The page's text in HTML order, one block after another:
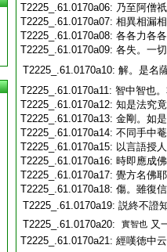
T2225_.61.0170a06: 乃至阿僧
T2225_.61.0170a07: 相異相漏
T2225_.61.0170a08: 各各力各
T2225_.61.0170a09: 各失。一
T2225_.61.0170a10: 解。是名
T2225_.61.0170a11: 智中智也
T2225_.61.0170a12: 知是法究
T2225_.61.0170a13: 金剛。如
T2225_.61.0170a14: 不同手中
T2225_.61.0170a15: 以言語授
T2225_.61.0170a16: 時即應成
T2225_.61.0170a17: 覺方名佛
T2225_.61.0170a18: 傷。雖復
T2225_.61.0170a19: 説終不證
T2225_.61.0170a20: 實智也 又
T2225_.61.0170a21: 經嘆徳中